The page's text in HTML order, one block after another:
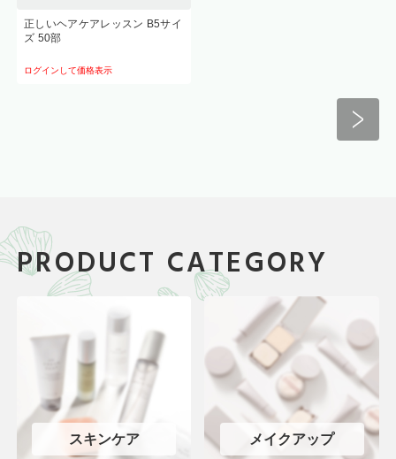
正しいヘアケアレッスン B5サイ
ズ 50部
ログインして価格表示
PRODUCT CATEGORY
スキンケア メイクアップ